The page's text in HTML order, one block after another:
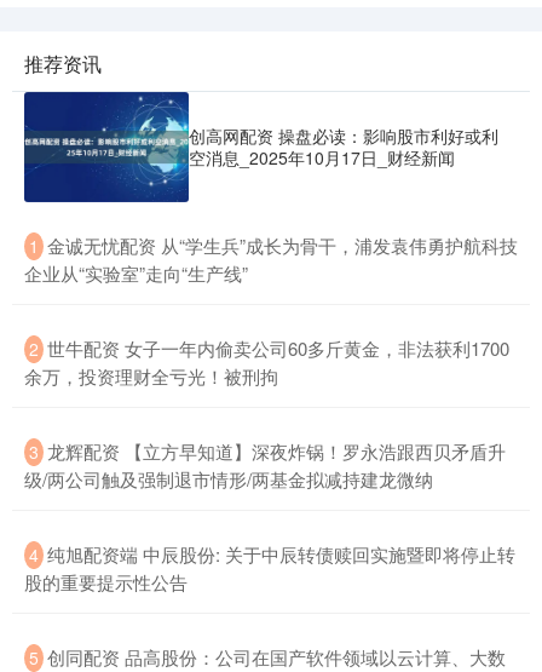
推荐资讯
创高网配资 操盘必读：影响股市利好或利
空消息_2025年10月17日_财经新闻
1 ​金诚无忧配资 从“学生兵”成长为骨干，浦发袁伟勇护航科技
企业从“实验室”走向“生产线”
2 ​世牛配资 女子一年内偷卖公司60多斤黄金，非法获利1700
余万，投资理财全亏光！被刑拘
3 ​龙辉配资 【立方早知道】深夜炸锅！罗永浩跟西贝矛盾升
级/两公司触及强制退市情形/两基金拟减持建龙微纳
4 ​纯旭配资端 中辰股份: 关于中辰转债赎回实施暨即将停止转
股的重要提示性公告
5 ​创同配资 品高股份：公司在国产软件领域以云计算、大数